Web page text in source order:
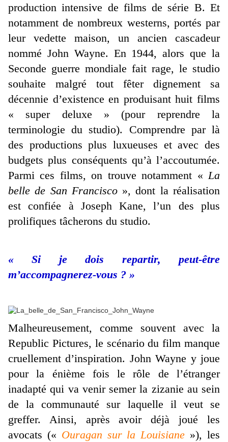
production intensive de films de série B. Et
notamment de nombreux westerns, portés par
leur vedette maison, un ancien cascadeur
nommé John Wayne. En 1944, alors que la
Seconde guerre mondiale fait rage, le studio
souhaite malgré tout fêter dignement sa
décennie d’existence en produisant huit films
« super deluxe » (pour reprendre la
terminologie du studio). Comprendre par là
des productions plus luxueuses et avec des
budgets plus conséquents qu’à l’accoutumée.
Parmi ces films, on trouve notamment « La
belle de San Francisco», dont la réalisation
est confiée à Joseph Kane, l’un des plus
prolifiques tâcherons du studio.
« Si je dois repartir, peut-être
m’accompagnerez-vous ? »
Malheureusement, comme souvent avec la
Republic Pictures, le scénario du film manque
cruellement d’inspiration. John Wayne y joue
pour la énième fois le rôle de l’étranger
inadapté qui va venir semer la zizanie au sein
de la communauté sur laquelle il veut se
greffer. Ainsi, après avoir déjà joué les
avocats (« Ouragan sur la Louisiane »), les